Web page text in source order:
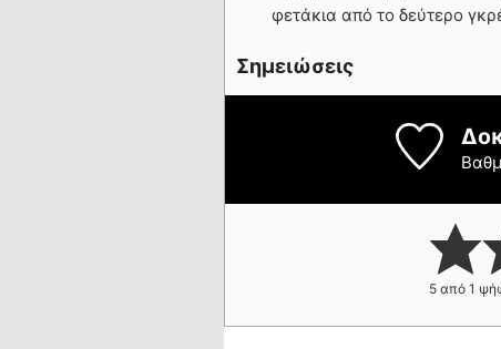
φετάκια από το δεύτερο
Σημειώσεις
5 από 1